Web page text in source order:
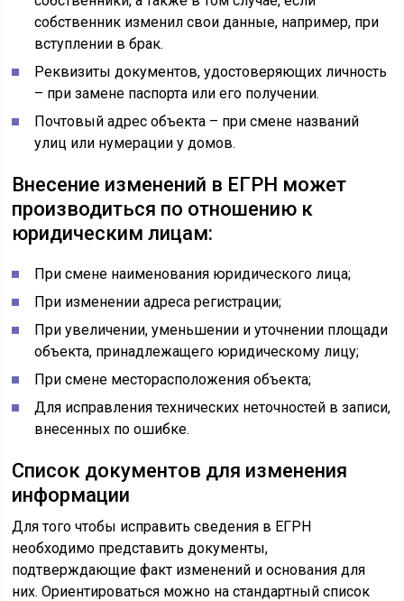
собственник изменил свои данные, например, при
вступлении в брак.
Реквизиты документов, удостоверяющих личность
– при замене паспорта или его получении.
Почтовый адрес объекта – при смене названий
улиц или нумерации у домов.
Внесение изменений в ЕГРН может
производиться по отношению к
юридическим лицам:
При смене наименования юридического лица;
При изменении адреса регистрации;
При увеличении, уменьшении и уточнении площади
объекта, принадлежащего юридическому лицу;
При смене месторасположения объекта;
Для исправления технических неточностей в записи,
внесенных по ошибке.
Список документов для изменения
информации
Для того чтобы исправить сведения в ЕГРН
необходимо представить документы,
подтверждающие факт изменений и основания для
них. Ориентироваться можно на стандартный список